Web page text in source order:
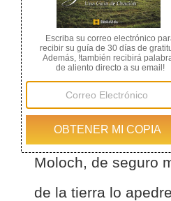
diciendo:
2 Dirás
hijos de Israel:
los hijos de Israel,
extranjeros que
Israel, que diere
Moloch, de seguro
de la tierra lo